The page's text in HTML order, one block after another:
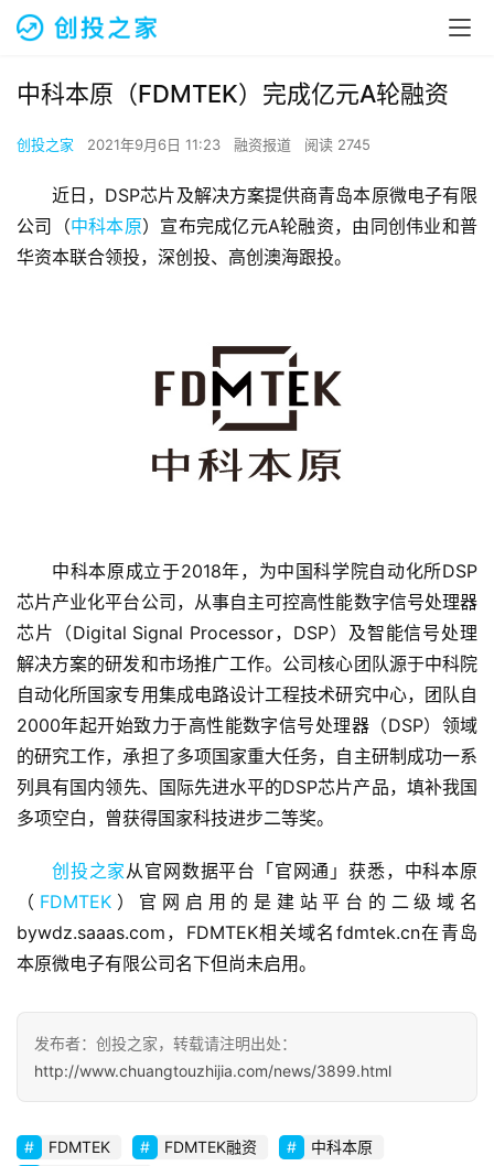
首
页
融
资
报
商
业
观
初
创
企
业
中科本原（FDMTEK）完成亿元A轮融资
创投之家 2021年9月6日 11:23 融资报道 阅读 2745
近日，DSP芯片及解决方案提供商青岛本原微电子有限
公司（中科本原）宣布完成亿元A轮融资，由同创伟业和普
华资本联合领投，深创投、高创澳海跟投。
中科本原成立于2018年，为中国科学院自动化所DSP
芯片产业化平台公司，从事自主可控高性能数字信号处理器
芯片（Digital Signal Processor，DSP）及智能信号处理
解决方案的研发和市场推广工作。公司核心团队源于中科院
自动化所国家专用集成电路设计工程技术研究中心，团队自
2000年起开始致力于高性能数字信号处理器（DSP）领域
的研究工作，承担了多项国家重大任务，自主研制成功一系
列具有国内领先、国际先进水平的DSP芯片产品，填补我国
多项空白，曾获得国家科技进步二等奖。
创投之家从官网数据平台「官网通」获悉，中科本原
（ FDMTEK）官网启用的是建站平台的二级域名
bywdz.saaas.com，FDMTEK相关域名fdmtek.cn在青岛
本原微电子有限公司名下但尚未启用。
发布者：创投之家，转载请注明出处：
http://www.chuangtouzhijia.com/news/3899.html
FDMTEK FDMTEK融资
中科本原